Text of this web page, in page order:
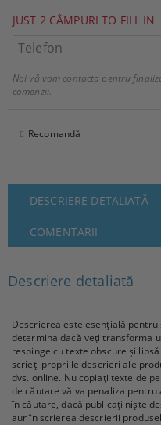
JUST 2 CÂMPURI TO FILL IN
Noi vă vom contacta pentru
comenzii.
Recomandă
DESCRIERE DETALIATĂ
COMENTARII
Descriere detaliată
Descrierea este esențială
determina dacă veți transforma
respinge cu texte obscure și
scrieți propriile descrieri ale
dvs. online. Nu copiați texte de
de căutare vă va penaliza
în căutare, dacă publicați niște
aur în scrierea descrierii